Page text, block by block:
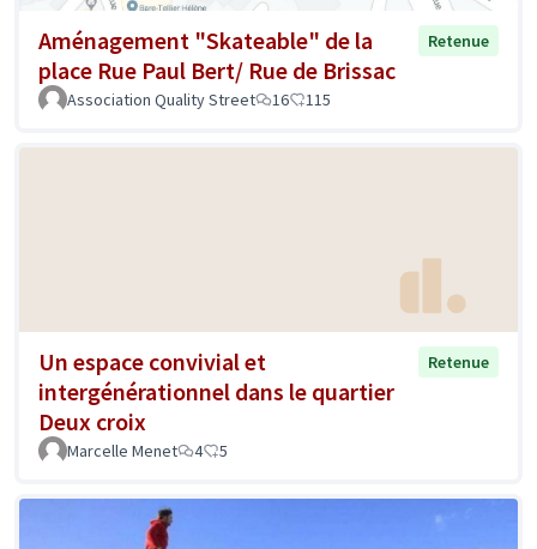
Aménagement "Skateable" de la
place Rue Paul Bert/ Rue de Brissac
Retenue
Association Quality Street 16 115
Un espace convivial et
intergénérationnel dans le quartier
Deux croix
Retenue
Marcelle Menet 4 5